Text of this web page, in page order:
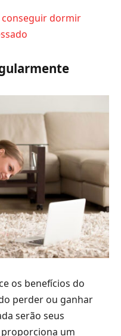
conseguir dormir
os benefícios do
perder ou ganhar
serão seus
um